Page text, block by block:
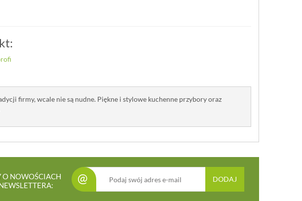
firmy, wcale nie są nudne. Piękne i stylowe kuchenne przybory oraz
O NOWOŚCIACH
@ DODAJ